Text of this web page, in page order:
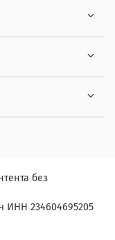
без
ИНН 234604695205